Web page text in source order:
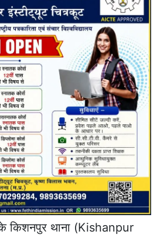
किशनपुर थाना (Kishanpur